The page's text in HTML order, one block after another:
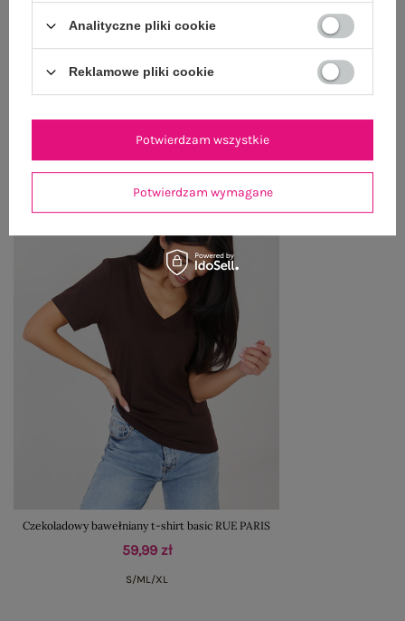
WYSYŁKA I DOSTAWA
ZWROTY I REKLAMACJE
PRODUKTY ZE STYLIZACJI
Czekoladowy bawełniany t-shirt basic RUE PARIS
59,99 zł
S/ML/XL
Analityczne pliki cookie
Reklamowe pliki cookie
Potwierdzam wymagane
Potwierdzam wszystkie